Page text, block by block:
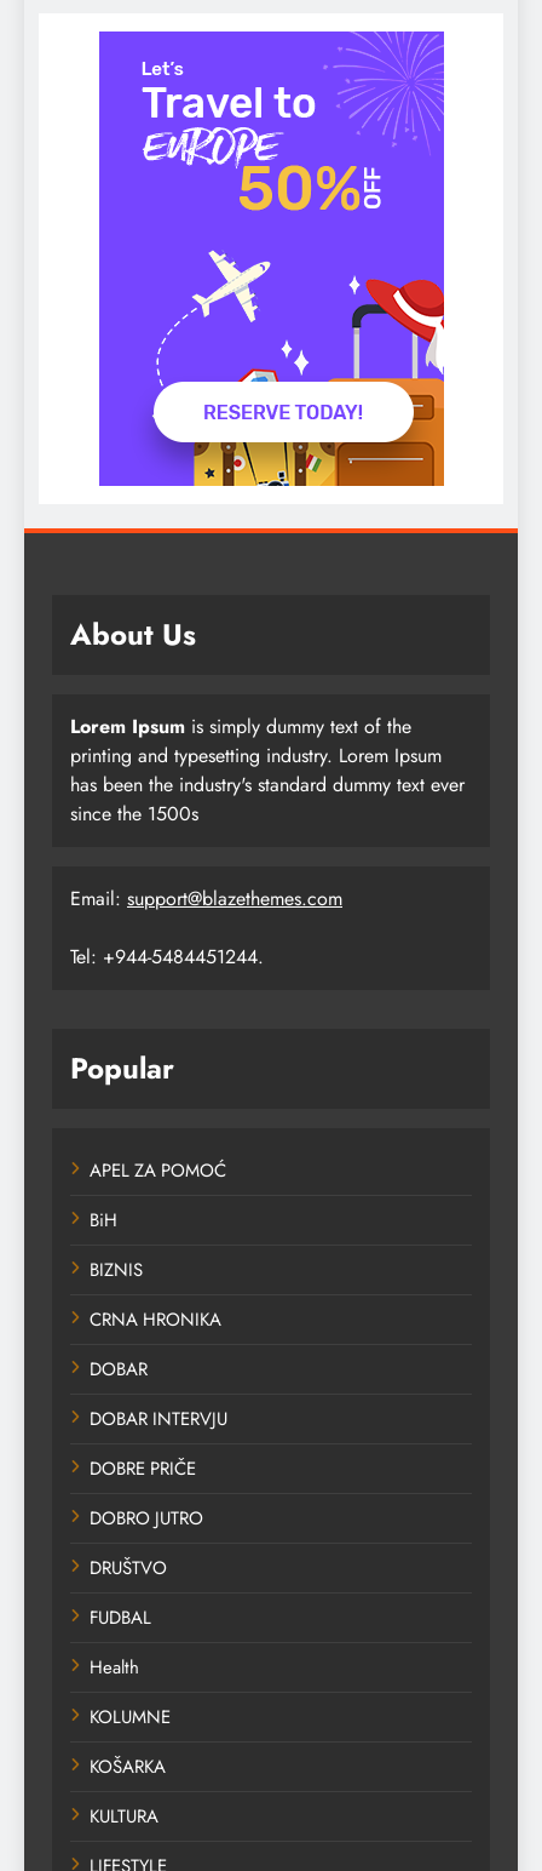
About Us
Lorem Ipsum is simply dummy text of the
printing and typesetting industry. Lorem Ipsum
has been the industry's standard dummy text ever
since the 1500s
Email: support@blazethemes.com
Tel: +944-5484451244.
Popular
APEL ZA POMOĆ
BiH
BIZNIS
CRNA HRONIKA
DOBAR
DOBAR INTERVJU
DOBRE PRIČE
DOBRO JUTRO
DRUŠTVO
FUDBAL
Health
KOLUMNE
KOŠARKA
KULTURA